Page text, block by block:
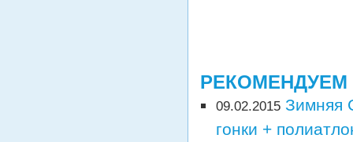
09.02.2015 Зимняя
гонки +